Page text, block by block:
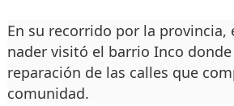
En su recorrido por la
nader visitó el barrio Inco
repara­ción de las calles que
comunidad.